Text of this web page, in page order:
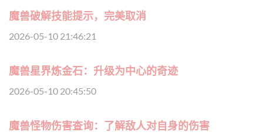
魔兽破解技能提示，完美取消
2026-05-10 21:46:21
魔兽星界炼金石：升级为中心的奇迹
2026-05-10 20:45:50
魔兽怪物伤害查询：了解敌人对自身的伤害